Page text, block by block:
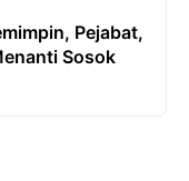
Pejabat,
Sosok